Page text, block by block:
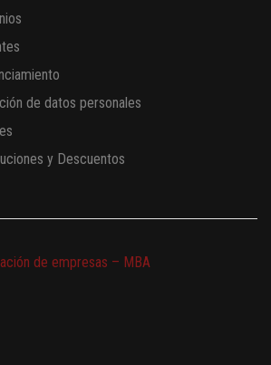
de datos personales
y Descuentos
familiares
de empresas – MBA